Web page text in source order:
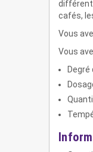
cafés,
Vous
Vous